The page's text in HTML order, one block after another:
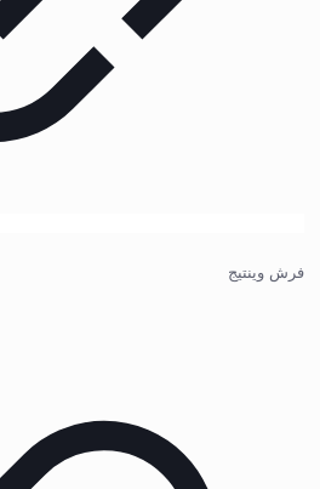
فرش وینتیج